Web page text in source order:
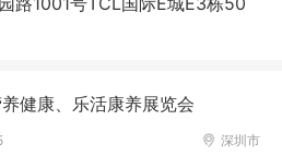
健康、乐活康养展览会
深圳市